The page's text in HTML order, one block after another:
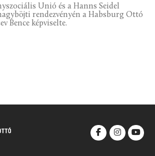
Unió és a Hanns Seidel
rendezvényén a Habsburg Ottó
Bence képviselte.